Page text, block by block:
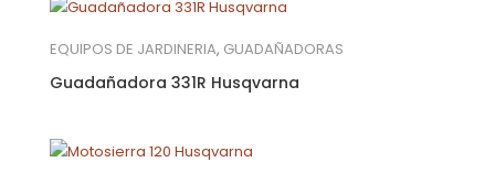
EQUIPOS DE JARDINERIA, GUADAÑADORAS
Guadañadora 331R Husqvarna